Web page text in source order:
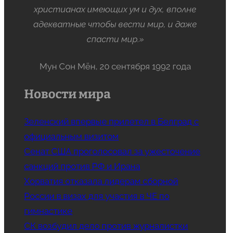
христианах имеющих ум и дух, вполне
адекватные чтобы вести мир, и даже
спасти мир.»
Мун Сон Мён, 20 сентября 1992 года
Новости мира
Зеленский впервые прилетел в Белград с
официальным визитом
Сенат США проголосовал за ужесточение
санкций против РФ и Ирана
Хорватия отказала лидерам сборной
России в визах для участия в ЧЕ по
гимнастике
СК возбудил дело против журналистки